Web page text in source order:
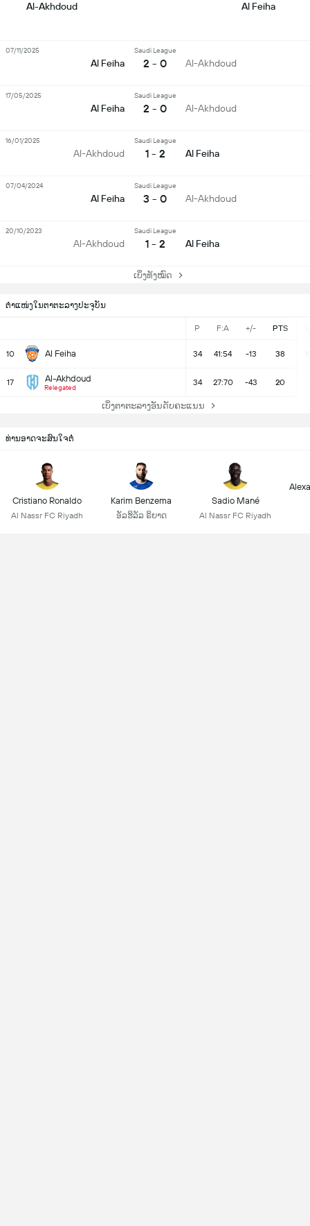
ຕຳແໜ່ງໃນຕາຕະລາງປະຈຸບັນ
P F:A +/- PTS
10 Al Feiha 34 41:54 -13 38
17 Al-Akhdoud
Relegated
34 27:70 -43 20
ເບິ່ງຕາຕະລາງອັນດັບຄະແນນ
Al-Akhdoud Al Feiha
Al Feiha
Saudi League
2 - 0 Al-Akhdoud
07/11/2025
Al Feiha
Saudi League
2 - 0 Al-Akhdoud
17/05/2025
Al-Akhdoud
Saudi League
1 - 2 Al Feiha
16/01/2025
Al Feiha
Saudi League
3 - 0 Al-Akhdoud
07/04/2024
Al-Akhdoud
Saudi League
1 - 2 Al Feiha
20/10/2023
ເບິ່ງທັງໝົດ
ທ່ານອາດຈະສົນໃຈຕໍ່
Cristiano Ronaldo
Al Nassr FC Riyadh
Karim Benzema
ອັລຮິລັລ ຣິຍາດ
Sadio Mané
Al Nassr FC Riyadh